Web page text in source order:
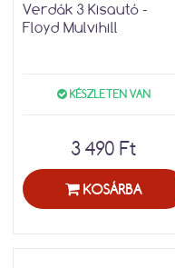
Verdák 3 Kisautó -
Floyd Mulvihill
KÉSZLETEN VAN
3 490 Ft
KOSÁRBA